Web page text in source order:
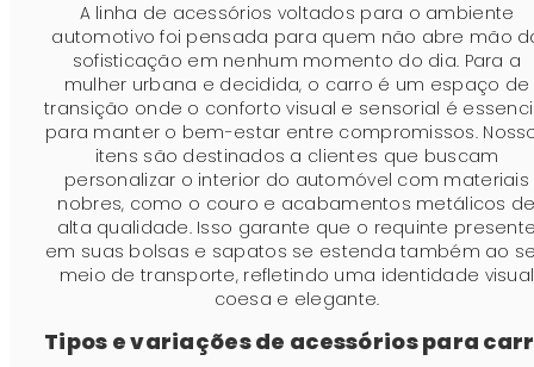
A linha de acessórios voltados para o ambiente
automotivo foi pensada para quem não abre mão
sofisticação em nenhum momento do dia. Para a
mulher urbana e decidida, o carro é um espaço de
transição onde o conforto visual e sensorial é
para manter o bem-estar entre compromissos.
itens são destinados a clientes que buscam
personalizar o interior do automóvel com materiais
nobres, como o couro e acabamentos metálicos
alta qualidade. Isso garante que o requinte
em suas bolsas e sapatos se estenda também ao
meio de transporte, refletindo uma identidade visual
coesa e elegante.
Tipos e variações de acessórios para